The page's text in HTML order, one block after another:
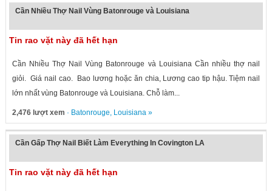
Cần Nhiều Thợ Nail Vùng Batonrouge và Louisiana
Tin rao vặt này đã hết hạn
Cần Nhiều Thợ Nail Vùng Batonrouge và Louisiana Cần nhiều thợ nail
giỏi. Giá nail cao. Bao lương hoặc ăn chia, Lương cao tip hậu. Tiệm nail
lớn nhất vùng Batonrouge và Louisiana. Chỗ làm...
2,476 lượt xem · Batonrouge, Louisiana»
Cần Gấp Thợ Nail Biết Làm Everything In Covington LA
Tin rao vặt này đã hết hạn